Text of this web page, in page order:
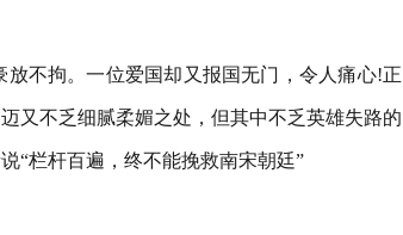
不拘。一位爱国却又报国无门，令人痛心!正
又不乏细腻柔媚之处，但其中不乏英雄失路的
“栏杆百遍，终不能挽救南宋朝廷”